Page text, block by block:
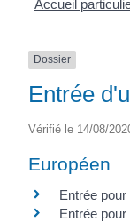
Accueil
Dossier
Entrée
Vérifié le 14/08/
Européen
Entrée
Entrée